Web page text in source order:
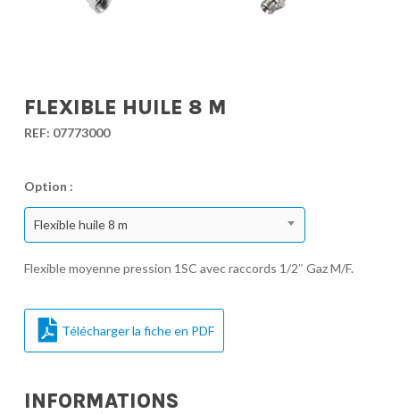
FLEXIBLE HUILE 8 M
REF: 07773000
Option :
Flexible huile 8 m
Flexible moyenne pression 1SC avec raccords 1/2″ Gaz M/F.
Télécharger la fiche en PDF
INFORMATIONS